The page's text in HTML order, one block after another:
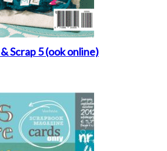
Scrap 5 (ook online)